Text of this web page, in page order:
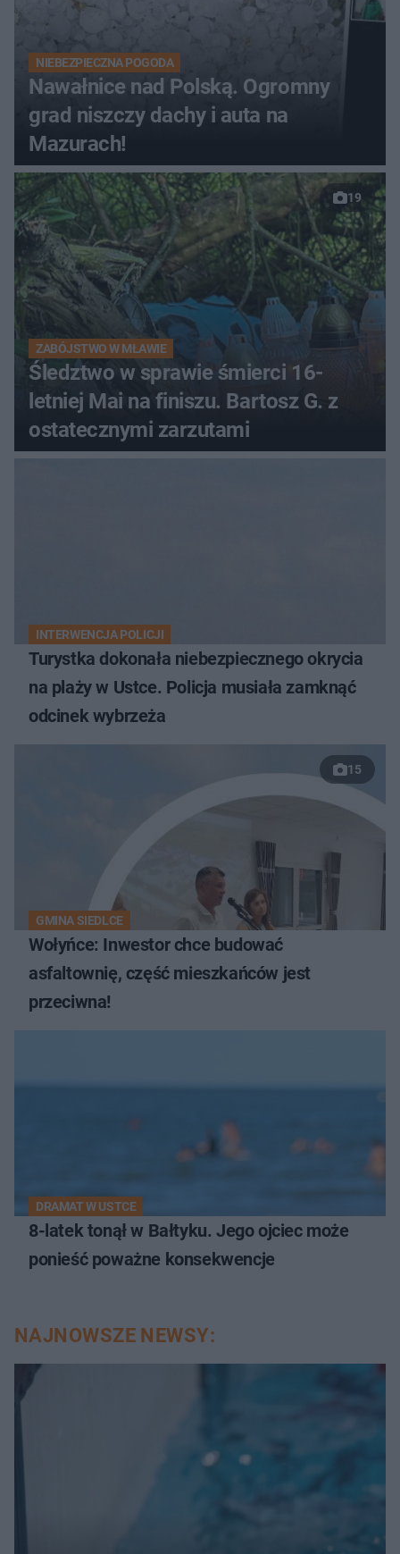
NIEBEZPIECZNA POGODA
Nawałnice nad Polską. Ogromny
grad niszczy dachy i auta na
Mazurach!
19
ZABÓJSTWO W MŁAWIE
Śledztwo w sprawie śmierci 16-
letniej Mai na finiszu. Bartosz G. z
ostatecznymi zarzutami
INTERWENCJA POLICJI
Turystka dokonała niebezpiecznego okrycia
na plaży w Ustce. Policja musiała zamknąć
odcinek wybrzeża
15
GMINA SIEDLCE
Wołyńce: Inwestor chce budować
asfaltownię, część mieszkańców jest
przeciwna!
DRAMAT W USTCE
8-latek tonął w Bałtyku. Jego ojciec może
ponieść poważne konsekwencje
NAJNOWSZE NEWSY: